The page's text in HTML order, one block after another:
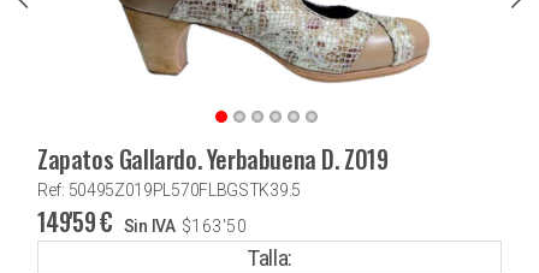
Zapatos Gallardo. Yerbabuena D. Z019
Ref: 50495Z019PL570FLBGSTK39.5
149'59€ Sin IVA $163'50
Talla: